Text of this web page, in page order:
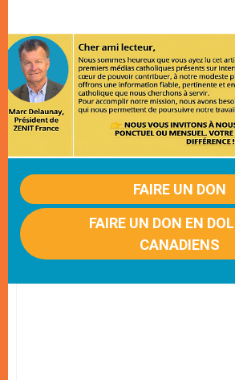
FAIRE UN DON
FAIRE UN DON EN
CANADIENS